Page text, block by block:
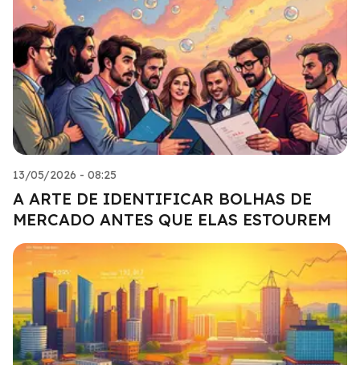
13/05/2026 - 08:25
A ARTE DE IDENTIFICAR BOLHAS DE
MERCADO ANTES QUE ELAS ESTOUREM